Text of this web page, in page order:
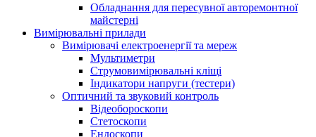
Обладнання для пересувної авторемонтної
майстерні
Вимірювальні прилади
Вимірювачі електроенергії та мереж
Мультиметри
Струмовимірювальні кліщі
Індикатори напруги (тестери)
Оптичний та звуковий контроль
Відеобороскопи
Стетоскопи
Ендоскопи